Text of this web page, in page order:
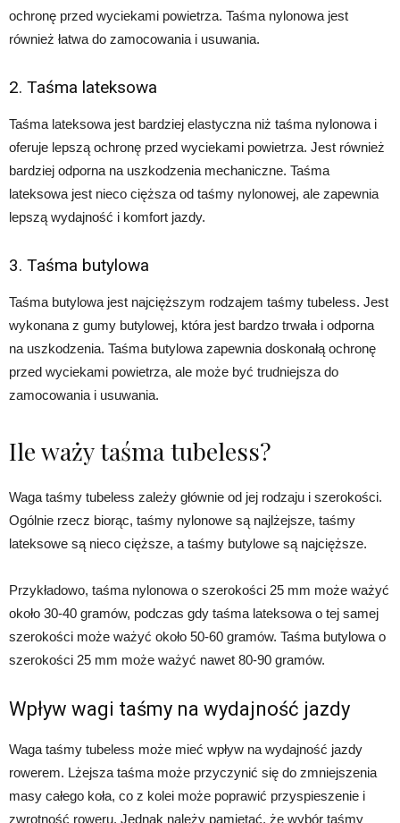
ochronę przed wyciekami powietrza. Taśma nylonowa jest
również łatwa do zamocowania i usuwania.
2. Taśma lateksowa
Taśma lateksowa jest bardziej elastyczna niż taśma nylonowa i
oferuje lepszą ochronę przed wyciekami powietrza. Jest również
bardziej odporna na uszkodzenia mechaniczne. Taśma
lateksowa jest nieco cięższa od taśmy nylonowej, ale zapewnia
lepszą wydajność i komfort jazdy.
3. Taśma butylowa
Taśma butylowa jest najcięższym rodzajem taśmy tubeless. Jest
wykonana z gumy butylowej, która jest bardzo trwała i odporna
na uszkodzenia. Taśma butylowa zapewnia doskonałą ochronę
przed wyciekami powietrza, ale może być trudniejsza do
zamocowania i usuwania.
Ile waży taśma tubeless?
Waga taśmy tubeless zależy głównie od jej rodzaju i szerokości.
Ogólnie rzecz biorąc, taśmy nylonowe są najlżejsze, taśmy
lateksowe są nieco cięższe, a taśmy butylowe są najcięższe.
Przykładowo, taśma nylonowa o szerokości 25 mm może ważyć
około 30-40 gramów, podczas gdy taśma lateksowa o tej samej
szerokości może ważyć około 50-60 gramów. Taśma butylowa o
szerokości 25 mm może ważyć nawet 80-90 gramów.
Wpływ wagi taśmy na wydajność jazdy
Waga taśmy tubeless może mieć wpływ na wydajność jazdy
rowerem. Lżejsza taśma może przyczynić się do zmniejszenia
masy całego koła, co z kolei może poprawić przyspieszenie i
zwrotność roweru. Jednak należy pamiętać, że wybór taśmy